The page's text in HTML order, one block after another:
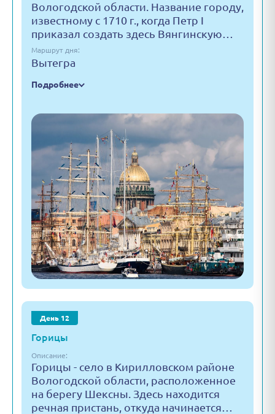
Вологодской области. Название городу,
известному с 1710 г., когда Петр I
приказал создать здесь Вянгинскую…
Маршрут дня:
Вытегра
Подробнее
День 12
Горицы
Описание:
Горицы - село в Кирилловском районе
Вологодской области, расположенное
на берегу Шексны. Здесь находится
речная пристань, откуда начинается…